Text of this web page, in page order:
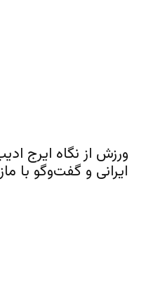
ورزش از نگاه ایرج